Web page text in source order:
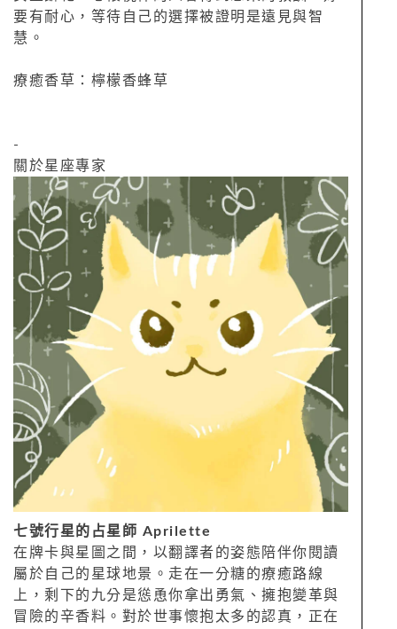
要有耐心，等待自己的選擇被證明是遠見與智
慧。
療癒香草：檸檬香蜂草
-
關於星座專家
七號行星的占星師 Aprilette
在牌卡與星圖之間，以翻譯者的姿態陪伴你閱讀
屬於自己的星球地景。走在一分糖的療癒路線
上，剩下的九分是慫恿你拿出勇氣、擁抱變革與
冒險的辛香料。對於世事懷抱太多的認真，正在